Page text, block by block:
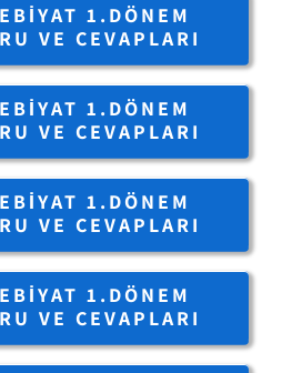
1.DÖNEM
VE CEVAPLARI
1.DÖNEM
VE CEVAPLARI
1.DÖNEM
VE CEVAPLARI
1.DÖNEM
VE CEVAPLARI